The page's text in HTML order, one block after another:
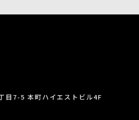
目7-5 本町ハイエストビル4F